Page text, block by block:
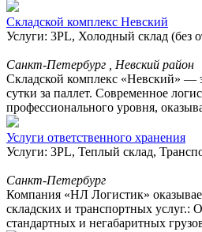
Складской комплекс Невский
Услуги: 3PL, Холодный склад (без
Санкт-Петербург , Невский район
Складской комплекс «Невский» —
сутки за паллет. Современное
профессионального уровня,
Услуги ответственного хранения
Услуги: 3PL, Теплый склад,
Санкт-Петербург
Компания «НЛ Логистик»
складских и транспортных услуг.:
стандартных и негабаритных